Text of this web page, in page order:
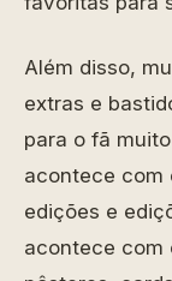
Além disso,
extras e
para o fã
acontece com
edições e
acontece com